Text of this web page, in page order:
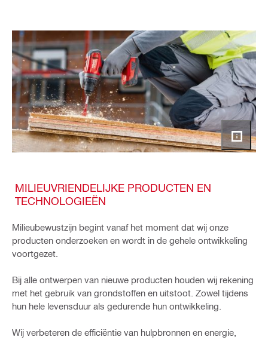
MILIEUVRIENDELIJKE PRODUCTEN EN
TECHNOLOGIEËN
Milieubewustzijn begint vanaf het moment dat wij onze
producten onderzoeken en wordt in de gehele ontwikkeling
voortgezet.
Bij alle ontwerpen van nieuwe producten houden wij rekening
met het gebruik van grondstoffen en uitstoot. Zowel tijdens
hun hele levensduur als gedurende hun ontwikkeling.
Wij verbeteren de efficiëntie van hulpbronnen en energie,